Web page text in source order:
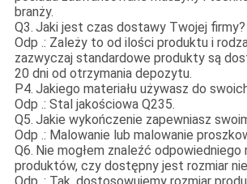
branży.
Q3. Jaki jest czas dostawy Twojej firmy?
Odp .: Zależy to od ilości produktu i
zazwyczaj standardowe produkty są
20 dni od otrzymania depozytu.
P4. Jakiego materiału używasz do
Odp .: Stal jakościowa Q235.
Q5. Jakie wykończenie zapewniasz
Odp .: Malowanie lub malowanie
Q6. Nie mogłem znaleźć
produktów, czy dostępny jest rozmiar